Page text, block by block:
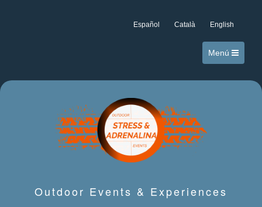
Español Català English
Menú
Outdoor Events & Experiences